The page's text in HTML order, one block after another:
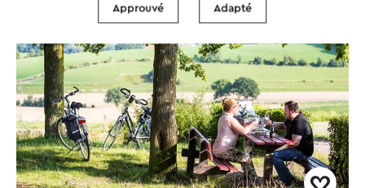
Approuvé Adapté